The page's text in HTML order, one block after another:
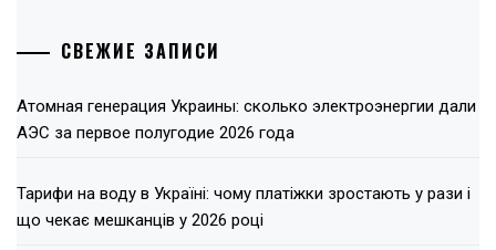
СВЕЖИЕ ЗАПИСИ
Атомная генерация Украины: сколько электроэнергии дали
АЭС за первое полугодие 2026 года
Тарифи на воду в Україні: чому платіжки зростають у рази і
що чекає мешканців у 2026 році